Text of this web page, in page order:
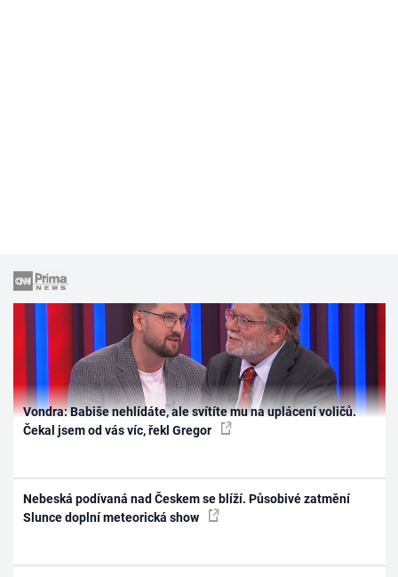
Vondra: Babiše nehlídáte, ale svítíte mu na uplácení voličů.
Čekal jsem od vás víc, řekl Gregor
Nebeská podívaná nad Českem se blíží. Působivé zatmění
Slunce doplní meteorická show